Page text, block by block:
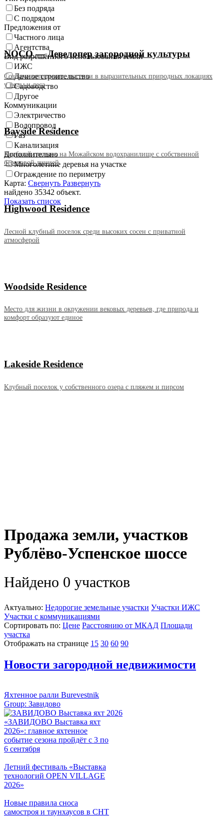
Без подряда
С подрядом
Предложения от
Частного лица
Агентства
Вид разрешённого использования земли
ИЖС
Дачное строительство
Садоводство
Другое
Коммуникации
Электричество
Водопровод
Газ
Канализация
Дополнительно
Многолетние деревья на участке
Ограждение по периметру
Карта: Свернуть Развернуть
найдено 35342 объект.
Показать список
NOCO — Девелопер загородной культуры
Создаем коттеджные поселки в выразительных природных локациях
у воды и леса
Bayside Residence
Клубный поселок на Можайском водохранилище с собственной
береговой линией
Highwood Residence
Лесной клубный поселок среди высоких сосен с приватной
атмосферой
Woodside Residence
Место для жизни в окружении вековых деревьев, где природа и
комфорт образуют единое
Lakeside Residence
Клубный поселок у собственного озера с пляжем и пирсом
Продажа земли, участков
Рублёво-Успенское шоссе
Найдено 0 участков
Актуально: Недорогие земельные участки Участки ИЖС
Участки с коммуникациями
Сортировать по: Цене Расстоянию от МКАД Площади
участка
Отображать на странице 15 30 60 90
Новости загородной недвижимости
Яхтенное ралли Burevestnik
Group: Завидово
«ЗАВИДОВО Выставка яхт
2026»: главное яхтенное
событие сезона пройдёт с 3 по
6 сентября
Летний фестиваль «Выставка
технологий OPEN VILLAGE
2026»
Новые правила сноса
самостроя и таунхаусов в СНТ